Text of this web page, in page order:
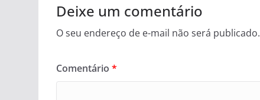
Deixe um comentário
O seu endereço de e-mail não será publicado.
Comentário *